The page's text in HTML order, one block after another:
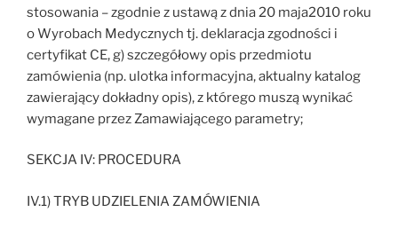
stosowania – zgodnie z ustawą z dnia 20 maja2010 roku
o Wyrobach Medycznych tj. deklaracja zgodności i
certyfikat CE, g) szczegółowy opis przedmiotu
zamówienia (np. ulotka informacyjna, aktualny katalog
zawierający dokładny opis), z którego muszą wynikać
wymagane przez Zamawiającego parametry;
SEKCJA IV: PROCEDURA
IV.1) TRYB UDZIELENIA ZAMÓWIENIA